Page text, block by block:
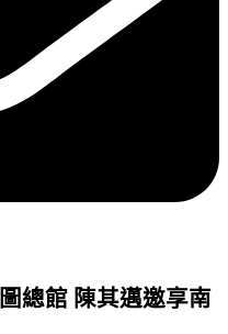
總館 陳其邁邀享南